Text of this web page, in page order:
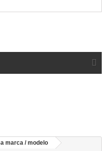
marca / modelo